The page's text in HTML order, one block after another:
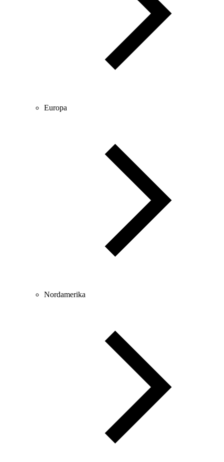
Europa
Nordamerika